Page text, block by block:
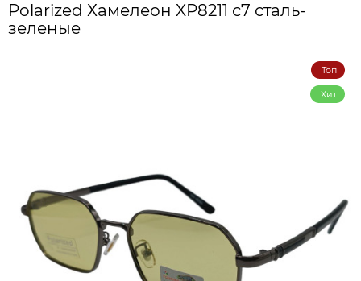
Polarized Хамелеон XP8211 с7 сталь-
зеленые
Топ
Хит